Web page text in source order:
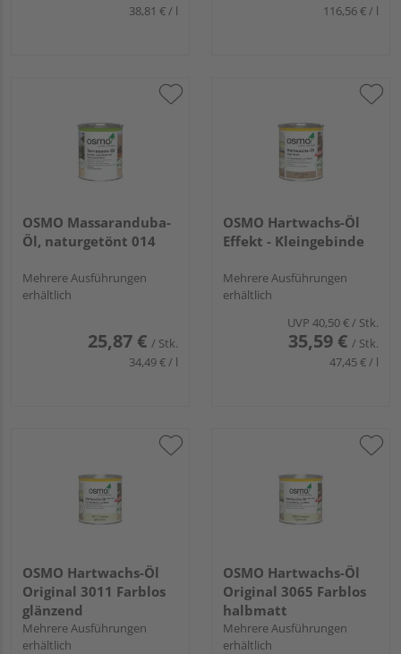
38,81 € / l
116,56 € / l
OSMO Massaranduba-
Öl, naturgetönt 014
Mehrere Ausführungen
erhältlich
25,87 € / Stk.
34,49 € / l
OSMO Hartwachs-Öl
Effekt - Kleingebinde
Mehrere Ausführungen
erhältlich
UVP 40,50 € / Stk.
35,59 € / Stk.
47,45 € / l
OSMO Hartwachs-Öl
Original 3011 Farblos
glänzend
Mehrere Ausführungen
erhältlich
OSMO Hartwachs-Öl
Original 3065 Farblos
halbmatt
Mehrere Ausführungen
erhältlich